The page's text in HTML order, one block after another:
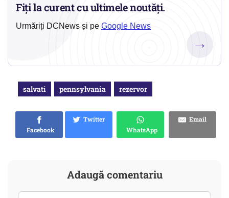
Fiți la curent cu ultimele noutăți.
Urmăriți DCNews și pe Google News
→
salvati pennsylvania rezervor
Facebook
Twitter
WhatsApp
Email
Adaugă comentariu